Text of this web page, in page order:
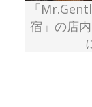
「
宿」の店